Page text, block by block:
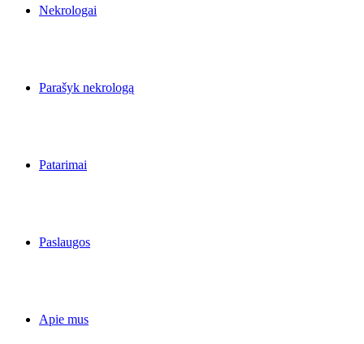
Nekrologai
Parašyk nekrologą
Patarimai
Paslaugos
Apie mus